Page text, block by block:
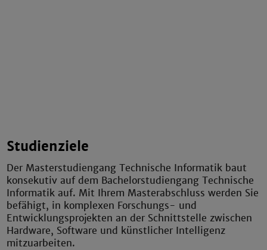
Studienziele
Der Masterstudiengang Technische Informatik baut
konsekutiv auf dem Bachelorstudiengang Technische
Informatik auf. Mit Ihrem Masterabschluss werden Sie
befähigt, in komplexen Forschungs- und
Entwicklungsprojekten an der Schnittstelle zwischen
Hardware, Software und künstlicher Intelligenz
mitzuarbeiten.